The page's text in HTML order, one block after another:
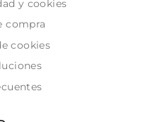
y cookies
compra
cookies